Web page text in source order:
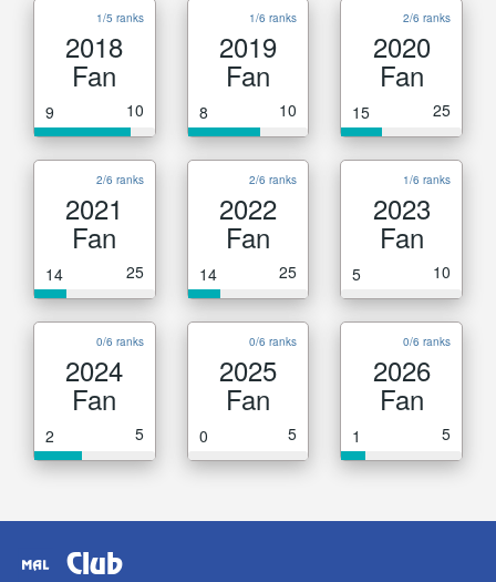
1/5 ranks
2018
Fan
9 10
1/6 ranks
2019
Fan
8 10
2/6 ranks
2020
Fan
15 25
2/6 ranks
2021
Fan
14 25
2/6 ranks
2022
Fan
14 25
1/6 ranks
2023
Fan
5 10
0/6 ranks
2024
Fan
2 5
0/6 ranks
2025
Fan
0 5
0/6 ranks
2026
Fan
1 5
Club